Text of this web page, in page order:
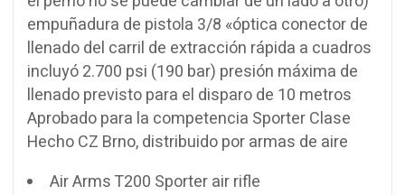
empuñadura de pistola 3/8 «óptica conector de
llenado del carril de extracción rápida a cuadros
incluyó 2.700 psi (190 bar) presión máxima de
llenado previsto para el disparo de 10 metros
Aprobado para la competencia Sporter Clase
Hecho CZ Brno, distribuido por armas de aire
Air Arms T200 Sporter air rifle